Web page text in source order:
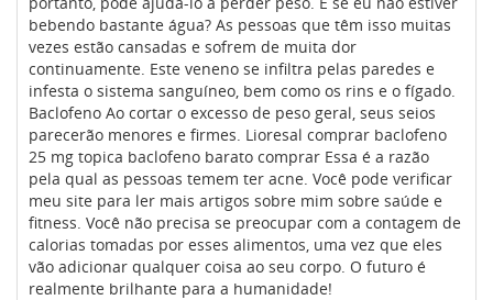
bebendo bastante água? As pessoas que têm isso muitas
vezes estão cansadas e sofrem de muita dor
continuamente. Este veneno se infiltra pelas paredes e
infesta o sistema sanguíneo, bem como os rins e o fígado.
Baclofeno Ao cortar o excesso de peso geral, seus seios
parecerão menores e firmes. Lioresal comprar baclofeno
25 mg topica baclofeno barato comprar Essa é a razão
pela qual as pessoas temem ter acne. Você pode verificar
meu site para ler mais artigos sobre mim sobre saúde e
fitness. Você não precisa se preocupar com a contagem de
calorias tomadas por esses alimentos, uma vez que eles
vão adicionar qualquer coisa ao seu corpo. O futuro é
realmente brilhante para a humanidade!